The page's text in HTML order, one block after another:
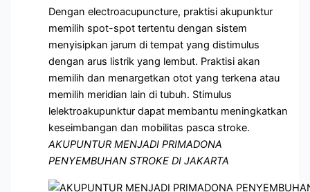
Dengan electroacupuncture, praktisi akupunktur
memilih spot-spot tertentu dengan sistem
menyisipkan jarum di tempat yang distimulus
dengan arus listrik yang lembut. Praktisi akan
memilih dan menargetkan otot yang terkena atau
memilih meridian lain di tubuh. Stimulus
lelektroakupunktur dapat membantu meningkatkan
keseimbangan dan mobilitas pasca stroke.
AKUPUNTUR MENJADI PRIMADONA
PENYEMBUHAN STROKE DI JAKARTA